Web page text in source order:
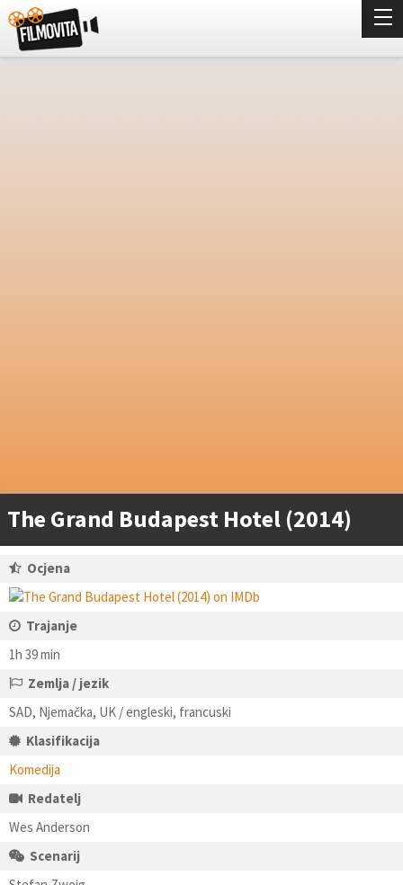
The Grand Budapest Hotel (2014)
Ocjena
Trajanje
1h 39 min
Zemlja / jezik
SAD, Njemačka, UK / engleski, francuski
Klasifikacija
Komedija
Redatelj
Wes Anderson
Scenarij